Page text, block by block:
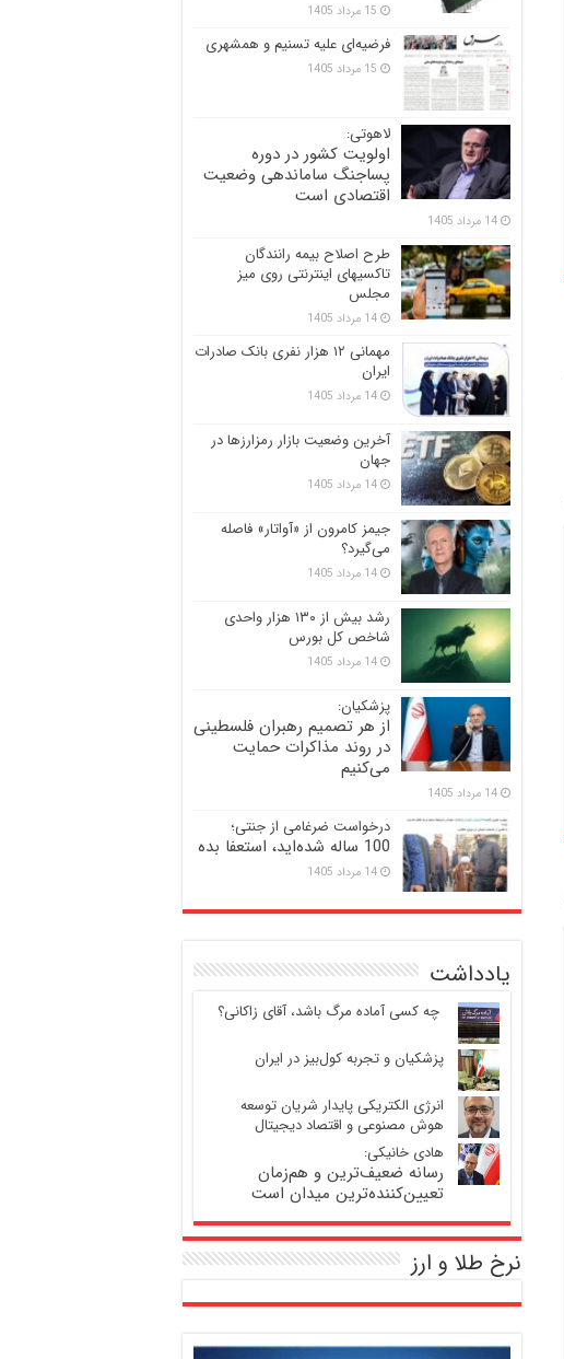
15 مرداد 1405
فرضیه‌ای علیه تسنیم و همشهری
15 مرداد 1405
لاهوتی:
اولویت کشور در دوره
پساجنگ ساماندهی وضعیت
اقتصادی است
14 مرداد 1405
طرح اصلاح بیمه رانندگان
تاکسیهای اینترنتی روی میز
مجلس
14 مرداد 1405
مهمانی ۱۲ هزار نفری بانک صادرات
ایران
14 مرداد 1405
آخرین وضعیت بازار رمزارزها در
جهان
14 مرداد 1405
جیمز کامرون از «آواتار» فاصله
می‌گیرد؟
14 مرداد 1405
رشد بیش از ۱۳۰ هزار واحدی
شاخص کل بورس
14 مرداد 1405
پزشکیان:
از هر تصمیم رهبران فلسطینی
در روند مذاکرات حمایت
می‌کنیم
14 مرداد 1405
درخواست ضرغامی از جنتی؛
100 ساله شده‌اید، استعفا بده
14 مرداد 1405
یادداشت
‍ چه کسی آماده مرگ باشد، آقای زاکانی؟
پزشکیان و تجربه کول‌بیز در ایران
انرژی الکتریکی پایدار شریان توسعه
هوش مصنوعی و اقتصاد دیجیتال
هادی خانیکی:
رسانه ضعیف‌ترین و هم‌زمان
تعیین‌کننده‌ترین میدان است
نرخ طلا و ارز